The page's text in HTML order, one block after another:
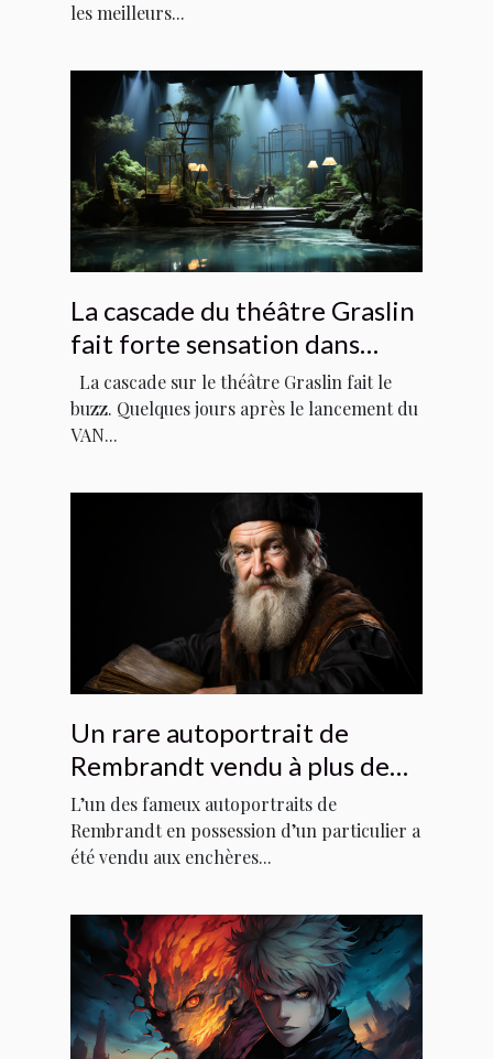
les meilleurs...
La cascade du théâtre Graslin
fait forte sensation dans
Voyage à Nantes »
La cascade sur le théâtre Graslin fait le
buzz. Quelques jours après le lancement du
VAN...
Un rare autoportrait de
Rembrandt vendu à plus de
quatorze millions de livres
L’un des fameux autoportraits de
Rembrandt en possession d’un particulier a
été vendu aux enchères...